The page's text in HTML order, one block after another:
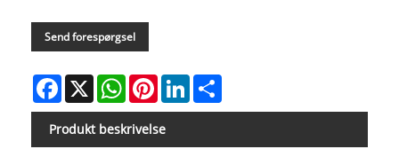
Send forespørgsel
Facebook
X WhatsAppPinterestLinkedIn
Produkt beskrivelse